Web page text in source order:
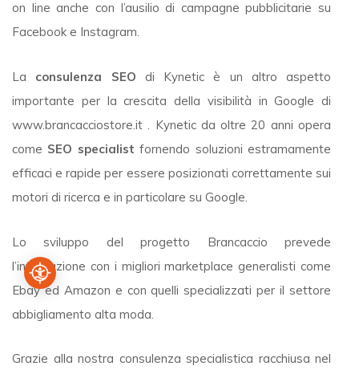
on line anche con l’ausilio di campagne pubblicitarie su
Facebook e Instagram.
La consulenza SEO di Kynetic è un altro aspetto
importante per la crescita della visibilità in Google di
www.brancacciostore.it . Kynetic da oltre 20 anni opera
come SEO specialist fornendo soluzioni estramamente
efficaci e rapide per essere posizionati correttamente sui
motori di ricerca e in particolare su Google.
Lo sviluppo del progetto Brancaccio prevede
l’integrazione con i migliori marketplace generalisti come
Ebay ed Amazon e con quelli specializzati per il settore
abbigliamento alta moda.
Grazie alla nostra consulenza specialistica racchiusa nel